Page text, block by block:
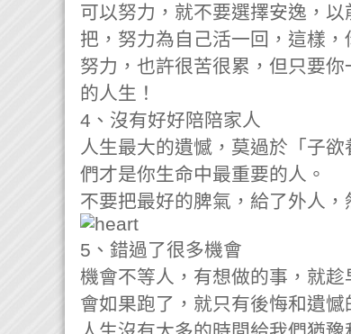
可以努力，就不要選擇安逸，
把，努力為自己活一回，這樣，
努力，也許很苦很累，但只要
的人生！
4、沒有好好陪陪家人
人生最大的遺憾，莫過於「子
們才是你生命中最重要的人。
不要把最好的脾氣，給了外人
5、錯過了很多機會
機會不等人，有想做的事，就
會如果跑了，就只有後悔和遺憾